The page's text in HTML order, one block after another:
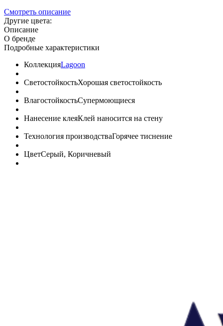
Смотреть описание
Другие цвета:
Описание
О бренде
Подробные характеристики
КоллекцияLagoon
СветостойкостьХорошая светостойкость
ВлагостойкостьСупермоющиеся
Нанесение клеяКлей наносится на стену
Технология производстваГорячее тиснение
ЦветСерый, Коричневый